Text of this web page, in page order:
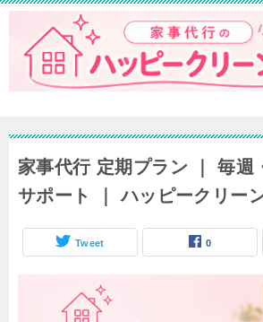
家事代行 定期プラン ｜ 毎週
サポート ｜ ハッピークリー
Tweet 0